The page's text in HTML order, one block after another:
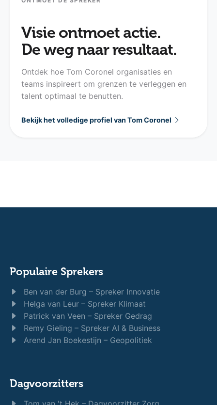
Visie ontmoet actie.
De weg naar resultaat.
Ontdek hoe Tom Coronel organisaties en
teams inspireert om grenzen te verleggen en
talent optimaal te benutten.
Bekijk het volledige profiel van Tom Coronel
Populaire Sprekers
Ben van der Burg – Spreker Innovatie
Helga van Leur – Spreker Klimaat
Patrick van Veen – Spreker Gedrag
Remy Gieling – Spreker AI & Business
Arend Jan Boekestijn – Geopolitiek
Dagvoorzitters